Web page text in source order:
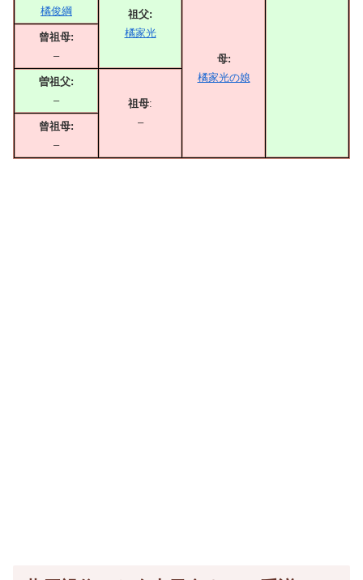
橘俊綱
祖父:
橘家光
母:
橘家光の娘
曾祖母:
–
曽祖父:
–
祖母:
–
曾祖母:
–